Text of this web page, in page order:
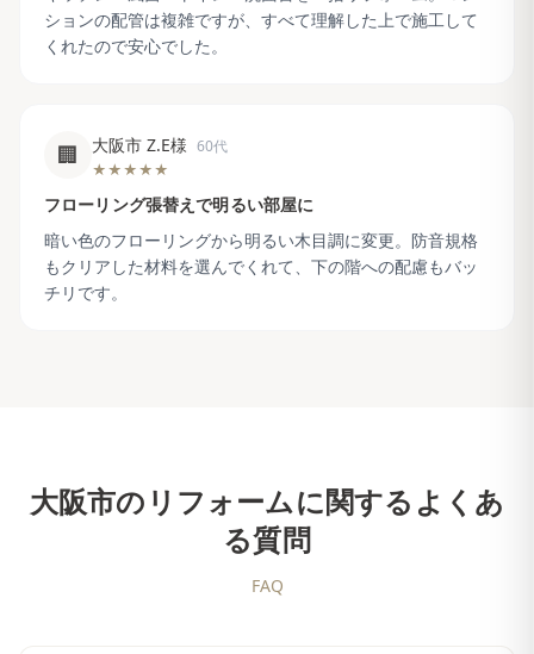
ションの配管は複雑ですが、すべて理解した上で施工して
くれたので安心でした。
🏢 大阪市 Z.E様 60代
★★★★★
フローリング張替えで明るい部屋に
暗い色のフローリングから明るい木目調に変更。防音規格
もクリアした材料を選んでくれて、下の階への配慮もバッ
チリです。
大阪市のリフォームに関するよくあ
る質問
FAQ